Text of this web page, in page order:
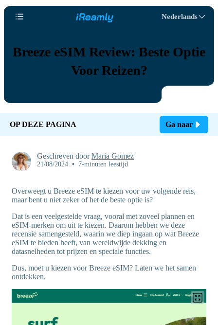
Nederlands
Breeze eSIM Review: Beste Optie
Voor Reizen?
OP DEZE PAGINA Ga naar
Geschreven doorMaria Gomez
21/08/2024 • 7-minuten leestijd
Overweegt u Breeze eSIM te kiezen voor uw volgende reis,
maar bent u niet zeker of het de beste optie is?
Dat is een veelgestelde vraag, vooral met zoveel plannen en
eSIM-merken om uit te kiezen. Daarom hebben we deze
recensie samengesteld, waarin we diep ingaan op wat Breeze
eSIM te bieden heeft, van wereldwijde dekking en
datasnelheden tot prijzen en speciale functies.
Dus, moet u kiezen voor Breeze eSIM? Laten we het samen
ontdekken.